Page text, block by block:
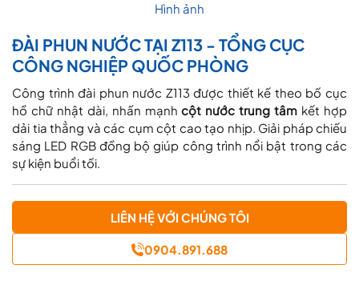
Hình ảnh
ĐÀI PHUN NƯỚC TẠI Z113 - TỔNG CỤC
CÔNG NGHIỆP QUỐC PHÒNG
Công trình đài phun nước Z113 được thiết kế theo bố cục
hồ chữ nhật dài, nhấn mạnhcột nước trung tâm kết hợp
dải tia thẳng và các cụm cột cao tạo nhịp. Giải pháp chiếu
sáng LED RGB đồng bộ giúp công trình nổi bật trong các
sự kiện buổi tối.
LIÊN HỆ VỚI CHÚNG TÔI
0904.891.688